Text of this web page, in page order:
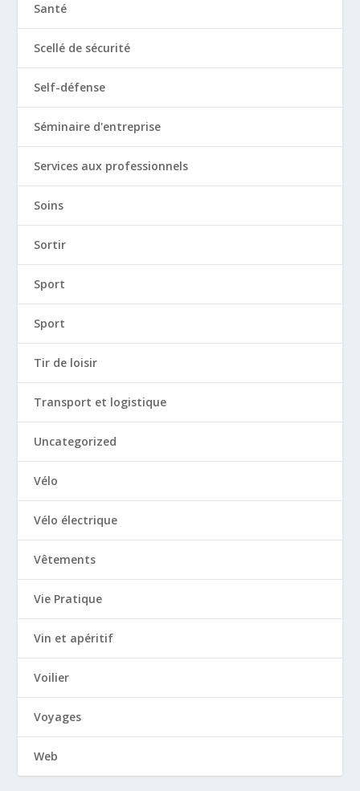
Santé
Scellé de sécurité
Self-défense
Séminaire d'entreprise
Services aux professionnels
Soins
Sortir
Sport
Sport
Tir de loisir
Transport et logistique
Uncategorized
Vélo
Vélo électrique
Vêtements
Vie Pratique
Vin et apéritif
Voilier
Voyages
Web